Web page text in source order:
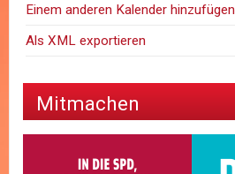
Einem anderen Kalender hinzufügen
Als XML exportieren
Mitmachen